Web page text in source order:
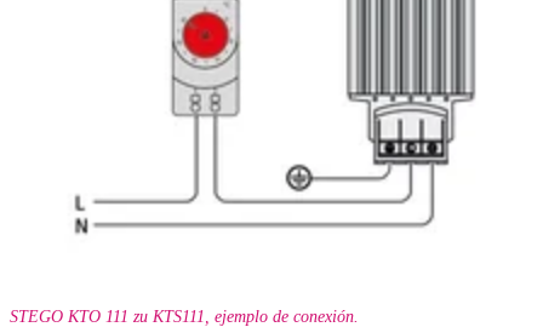
STEGO KTO 111 zu KTS111, ejemplo de conexión.